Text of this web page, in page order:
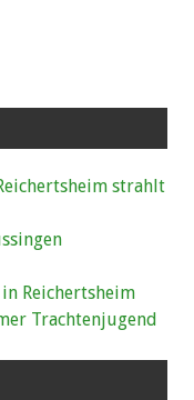
strahlt
Reichertsheim
Trachtenjugend